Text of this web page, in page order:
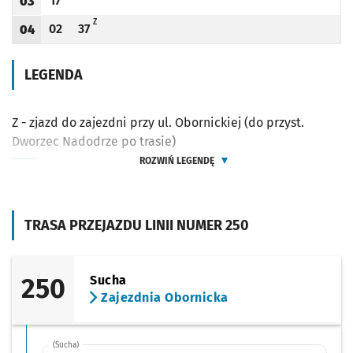
TRASA PRZEJAZDU LINII NUMER 250
250
Sucha
Zajezdnia Obornicka
(Sucha)
Godzina odjazdu
Odjazd
minut po godzinie 03
Godzina odjazdu
04
Odjazd
02
minut po godzinie 04
Odjazd
37
minut po godzinie 04
ZZ - ZJAZD DO ZAJEZDNI PRZY UL. OBORNICKIEJ (DO PRZYST. DWORZEC
LEGENDA
Z - zjazd do zajezdni przy ul. Obornickiej (do przyst.
Dworzec Nadodrze po trasie)
ROZWIŃ LEGENDĘ